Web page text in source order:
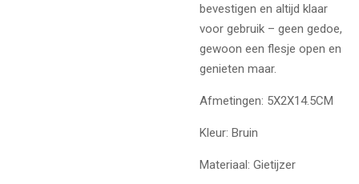
bevestigen en altijd klaar
voor gebruik – geen gedoe,
gewoon een flesje open en
genieten maar.
Afmetingen: 5X2X14.5CM
Kleur: Bruin
Materiaal: Gietijzer